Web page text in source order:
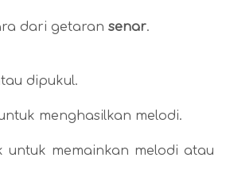
dari getaran senar.
dipukul.
menghasilkan melodi.
untuk memainkan melodi atau